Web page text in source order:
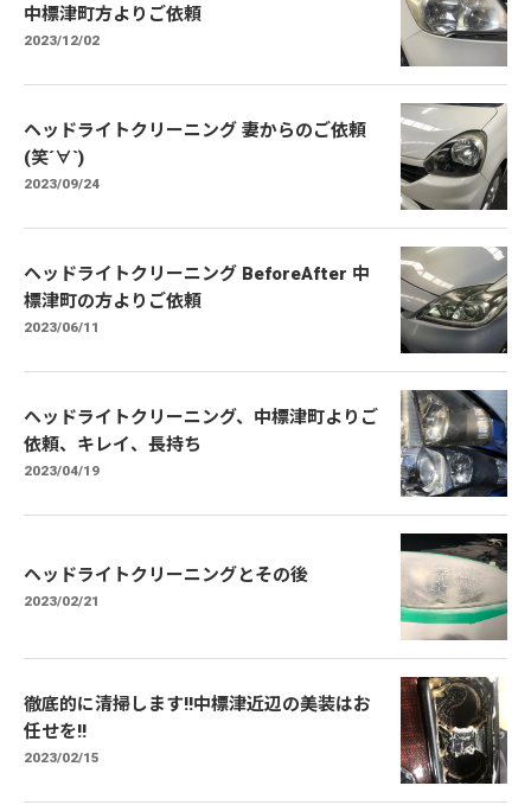
中標津町方よりご依頼
2023/12/02
ヘッドライトクリーニング 妻からのご依頼
(笑´∀`)
2023/09/24
ヘッドライトクリーニング BeforeAfter 中
標津町の方よりご依頼
2023/06/11
ヘッドライトクリーニング、中標津町よりご
依頼、キレイ、長持ち
2023/04/19
ヘッドライトクリーニングとその後
2023/02/21
徹底的に清掃します!!中標津近辺の美装はお
任せを!!
2023/02/15